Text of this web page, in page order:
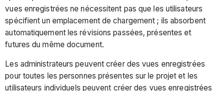
vues enregistrées ne nécessitent pas que les utilisateurs
spécifient un emplacement de chargement ; ils absorbent
automatiquement les révisions passées, présentes et
futures du même document.
Les administrateurs peuvent créer des vues enregistrées
pour toutes les personnes présentes sur le projet et les
utilisateurs individuels peuvent créer des vues enregistrées